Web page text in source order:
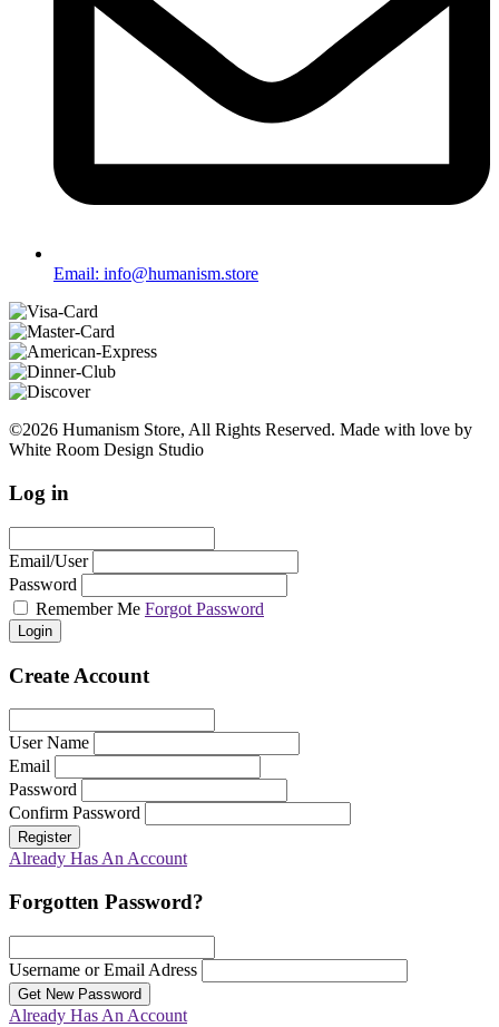
Email: info@humanism.store
©2026 Humanism Store, All Rights Reserved. Made with love by
White Room Design Studio
Log in
Email/User
Password
Remember Me Forgot Password
Login
Create Account
User Name
Email
Password
Confirm Password
Register
Already Has An Account
Forgotten Password?
Username or Email Adress
Get New Password
Already Has An Account